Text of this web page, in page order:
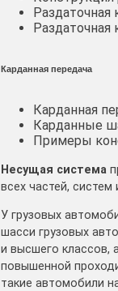
Раздаточная
Раздаточная
Карданная передача
Карданная
Карданные
Примеры
Несущая система
всех частей,
У грузовых
шасси грузовых
и высшего классов,
повышенной
такие автомобили